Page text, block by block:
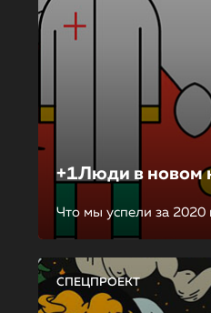
+1Люди в новом
Что мы успели за 2020
СПЕЦПРОЕКТ